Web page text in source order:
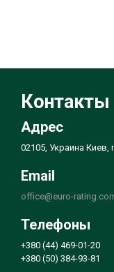
Контакты
Адрес
02105, Украина
Email
office@euro-
Телефоны
+380 (44) 469-01-20
+380 (50) 384-93-81